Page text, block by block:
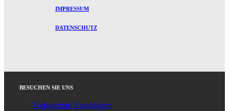
IMPRESSUM
DATENSCHUTZ
BESUCHEN SIE UNS
Volksschule Vasoldsberg